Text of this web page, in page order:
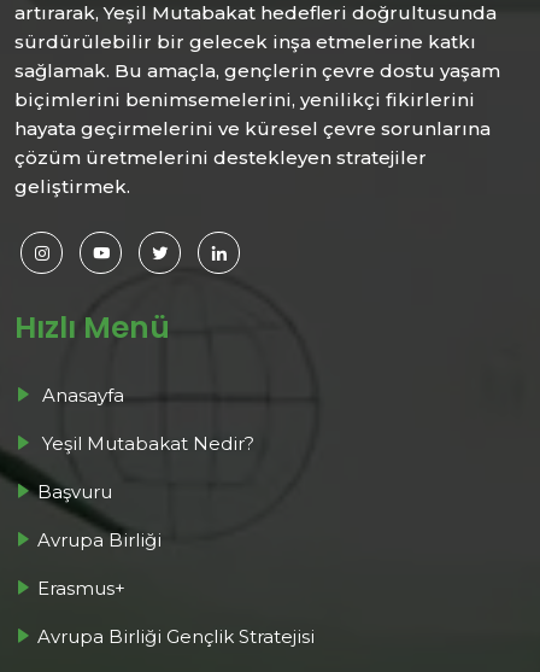
artırarak, Yeşil Mutabakat hedefleri doğrultusunda
sürdürülebilir bir gelecek inşa etmelerine katkı
sağlamak. Bu amaçla, gençlerin çevre dostu yaşam
biçimlerini benimsemelerini, yenilikçi fikirlerini
hayata geçirmelerini ve küresel çevre sorunlarına
çözüm üretmelerini destekleyen stratejiler
geliştirmek.
Hızlı Menü
Anasayfa
Yeşil Mutabakat Nedir?
Başvuru
Avrupa Birliği
Erasmus+
Avrupa Birliği Gençlik Stratejisi